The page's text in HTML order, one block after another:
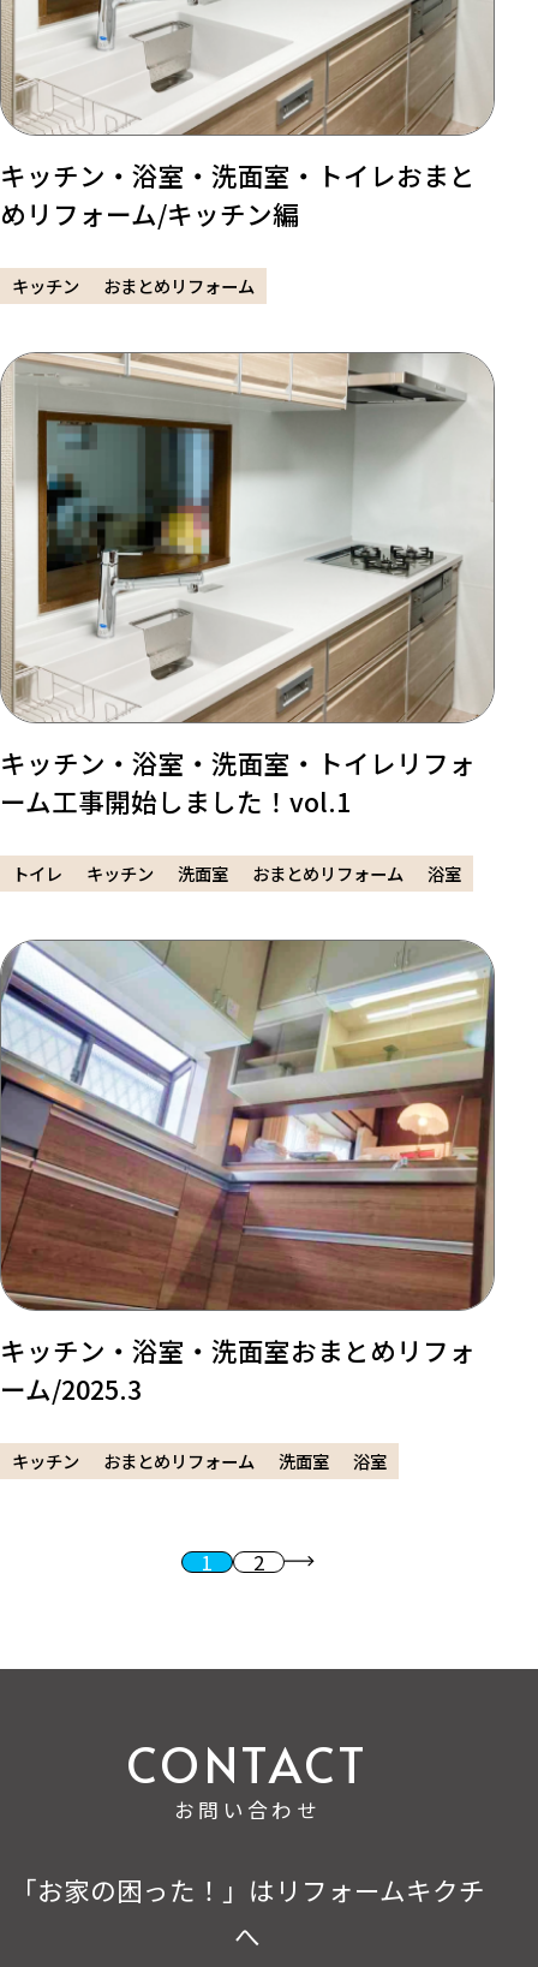
キッチン・浴室・洗面室・トイレおまと
めリフォーム/キッチン編
キッチン おまとめリフォーム
キッチン・浴室・洗面室・トイレリフォ
ーム工事開始しました！vol.1
トイレ キッチン 洗面室 おまとめリフォーム 浴室
キッチン・浴室・洗面室おまとめリフォ
ーム/2025.3
キッチン おまとめリフォーム 洗面室 浴室
1 2 次へ
お問い合わせ
「お家の困った！」はリフォームキクチ
へ